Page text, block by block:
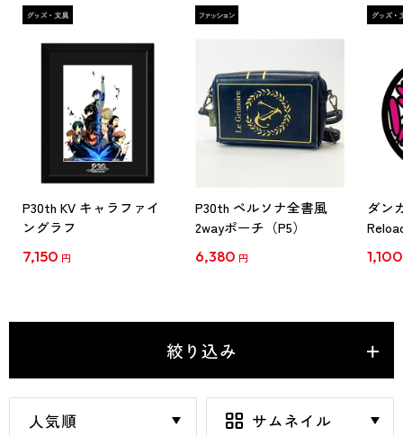
P30th KV キャラファイ
ングラフ
7,150 円
P30th ペルソナ全書風
2wayポーチ（P5）
6,380 円
ダン
ルマ
1,100
絞り込み